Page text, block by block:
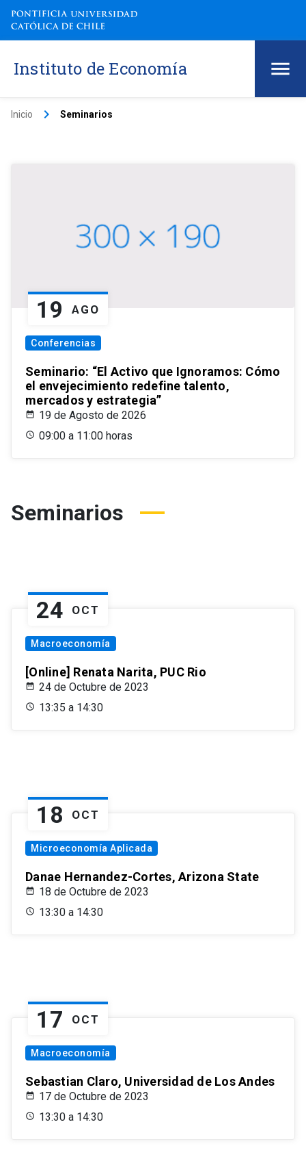
Instituto de Economía
Inicio keyboard_arrow_right Seminarios
19 AGO
Conferencias
Seminario: “El Activo que Ignoramos: Cómo
el envejecimiento redefine talento,
mercados y estrategia”
19 de Agosto de 2026
09:00 a 11:00 horas
Seminarios
24 OCT
Macroeconomía
[Online] Renata Narita, PUC Rio
24 de Octubre de 2023
13:35 a 14:30
18 OCT
Microeconomía Aplicada
Danae Hernandez-Cortes, Arizona State
18 de Octubre de 2023
13:30 a 14:30
17 OCT
Macroeconomía
Sebastian Claro, Universidad de Los Andes
17 de Octubre de 2023
13:30 a 14:30